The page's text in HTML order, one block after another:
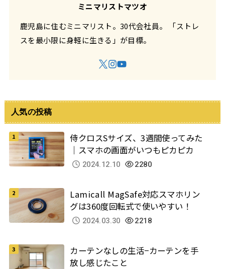
ミニマリストマツオ
鹿児島に住むミニマリスト。30代会社員。 「ストレ
スを最小限に身軽に生きる」が目標。
人気の投稿
侍クロスSサイズ、3週間使ってみた
｜スマホの画面がいつもピカピカ
2024.12.10 2280
Lamicall MagSafe対応スマホリン
グは360度回転式で使いやすい！
2024.03.30 2218
カーテンなしの生活−カーテンを手
放し感じたこと